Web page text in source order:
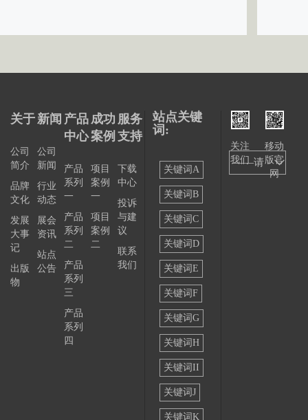
关于
公司
简介
品牌
文化
发展
大事
记
出版
物
新闻
公司
新闻
行业
动态
展会
资讯
站点
公告
产品
中心
产品
系列
一
产品
系列
二
产品
系列
三
产品
系列
四
成功
案例
项目
案例
一
项目
案例
二
服务
支持
下载
中心
投诉
与建
议
联系
我们
站点关键
词:
关键词A
关键词B
关键词C
关键词D
关键词E
关键词F
关键词G
关键词H
关键词II
关键词J
关键词K
关注
我们
移动
版官
网
——请